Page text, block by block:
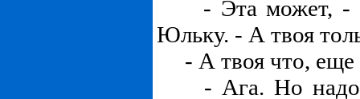
- Эта может, -
Юльку. - А твоя
- А твоя что, еще
- Ага. Но надо